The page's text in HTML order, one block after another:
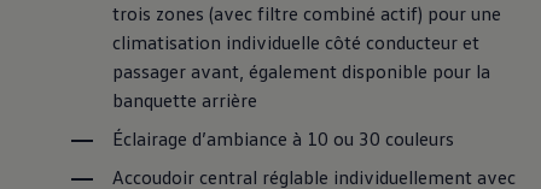
trois zones (avec filtre combiné actif) pour une
climatisation individuelle côté conducteur et
passager avant, également disponible pour la
banquette arrière
Éclairage d’ambiance à 10 ou 30 couleurs
Accoudoir central réglable individuellement avec